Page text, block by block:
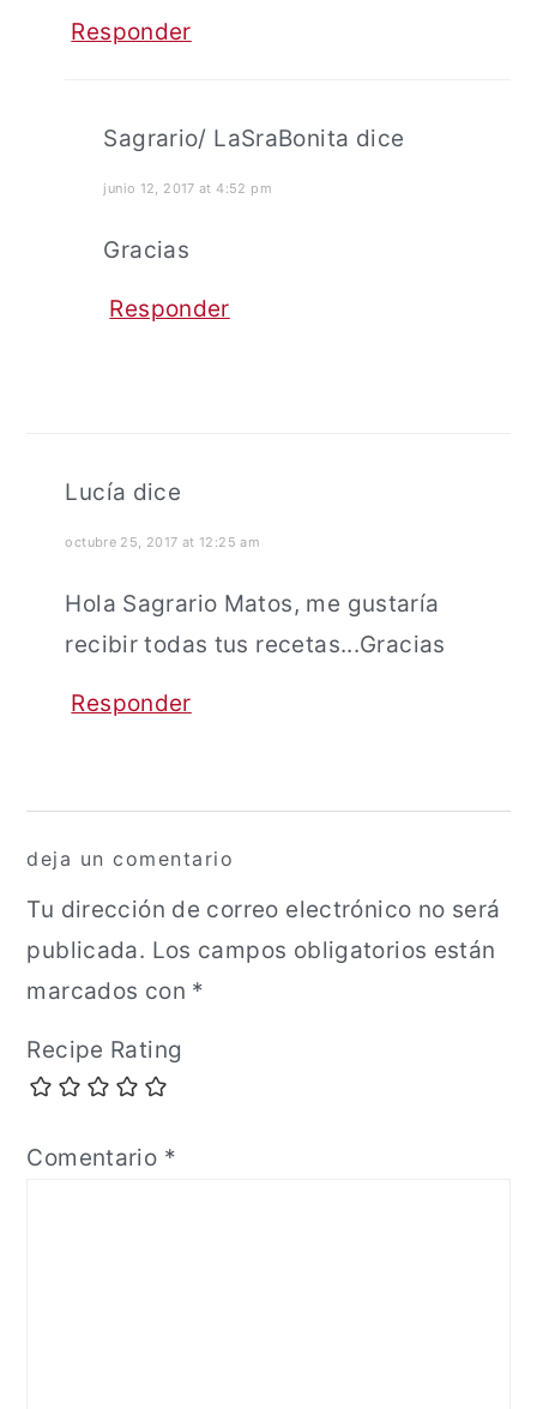
Responder
Sagrario/ LaSraBonita dice
junio 12, 2017 at 4:52 pm
Gracias
Responder
Lucía dice
octubre 25, 2017 at 12:25 am
Hola Sagrario Matos, me gustaría
recibir todas tus recetas...Gracias
Responder
deja un comentario
Tu dirección de correo electrónico no será
publicada. Los campos obligatorios están
marcados con *
Recipe Rating
Comentario *